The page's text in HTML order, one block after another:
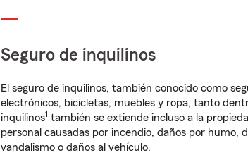
Seguro de inquilinos
El seguro de inquilinos, también conocido como
electrónicos, bicicletas, muebles y ropa, tanto
inquilinos1 también se extiende incluso a la
personal causadas por incendio, daños por humo,
vandalismo o daños al vehículo.